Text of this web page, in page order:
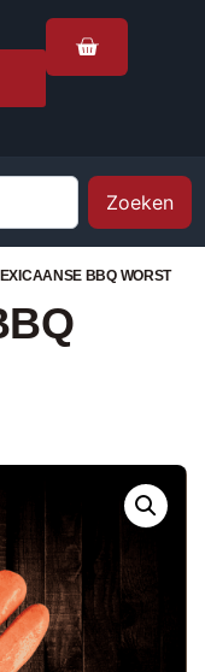
Zoeken
BBQ WORST